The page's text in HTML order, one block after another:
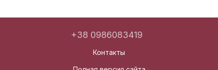
+38 0986083419
Контакты